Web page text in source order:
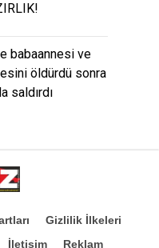
babaannesi ve
öldürdü sonra
saldırdı
Gizlilik İlkeleri
İletişim Reklam